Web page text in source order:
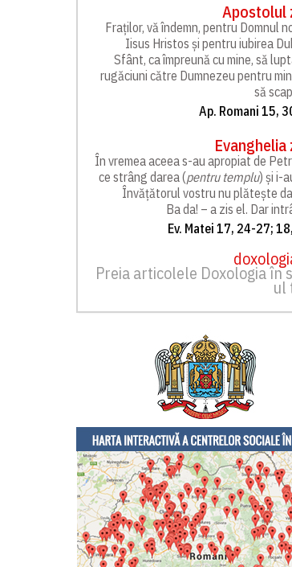
Apostolul
Fraților, vă îndemn, pentru Domnul
Iisus Hristos și pentru iubirea
Sfânt, ca împreună cu mine, să
rugăciuni către Dumnezeu pentru
să
Ap. Romani 15,
Evanghelia
În vremea aceea s-au apropiat de
ce strâng darea (pentru templu) și i-
Învățătorul vostru nu plătește
Ba da! – a zis el. Dar
Ev. Matei 17, 24-27;
Preia articolele Doxologia în
ul